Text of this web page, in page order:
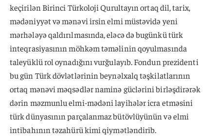
keçirilən Birinci Türkoloji Qurultayın ortaq dil, tarix,
mədəniyyət və mənəvi irsin elmi müstəvidə yeni
mərhələyə qaldırılmasında, eləcə də bugünkü türk
inteqrasiyasının möhkəm təməlinin qoyulmasında
taleyüklü rol oynadığını vurğulayıb. Fondun prezidenti
bu gün Türk dövlətlərinin beynəlxalq təşkilatlarının
ortaq mənəvi məqsədlər naminə güclərini birləşdirərək
dərin məzmunlu elmi-mədəni layihələr icra etməsini
türk dünyasının parçalanmaz bütövlüyünün və elmi
intibahının təzahürü kimi qiymətləndirib.